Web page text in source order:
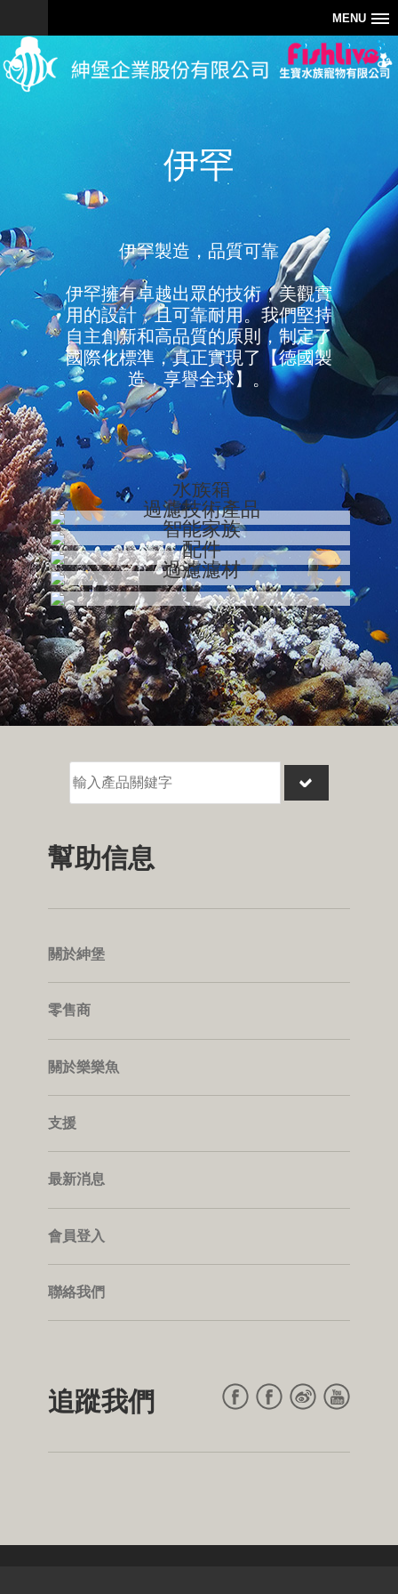
MENU
0
伊罕
伊罕製造，品質可靠
伊罕擁有卓越出眾的技術，美觀實
用的設計，且可靠耐用。我們堅持
自主創新和高品質的原則，制定了
國際化標準，真正實現了【德國製
造，享譽全球】。
水族箱
過濾技術產品
智能家族
配件
過濾濾材
幫助信息
關於紳堡
零售商
關於樂樂魚
支援
最新消息
會員登入
聯絡我們
追蹤我們